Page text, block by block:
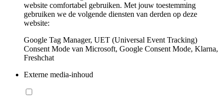
website comfortabel gebruiken. Met jouw toestemming
gebruiken we de volgende diensten van derden op deze
website:
Google Tag Manager, UET (Universal Event Tracking)
Consent Mode van Microsoft, Google Consent Mode, Klarna,
Freshchat
Externe media-inhoud